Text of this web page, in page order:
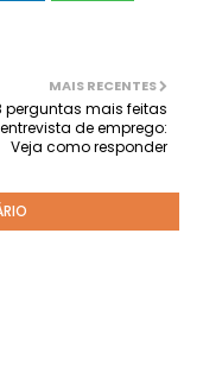
MAIS RECENTES
perguntas mais feitas
de emprego:
Veja como responder